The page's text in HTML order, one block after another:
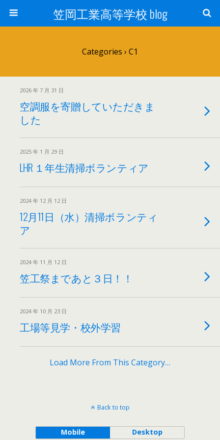
笠岡工業高等学校 blog
Categories › C1
2026 年 7 月 31 日
空調服を寄贈していただきま
した
2025 年 1 月 29 日
LHR １年生清掃ボランティア
2024 年 12 月 12 日
12月11日（水）清掃ボランティ
ア
2024 年 11 月 12 日
笠工祭まであと３日！！
2024 年 10 月 23 日
工場等見学・校外学習
Load More From This Category…
Back to top
Mobile Desktop